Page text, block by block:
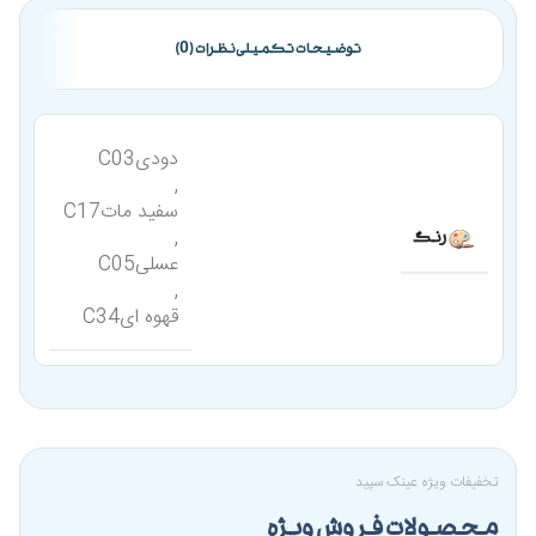
توضیحات تکمیلینظرات (0)
رنگ
دودیC03
,
سفید ماتC17
,
عسلیC05
,
قهوه ایC34
تخفیفات ویژه عینک سپید
محصولات فروش ویژه